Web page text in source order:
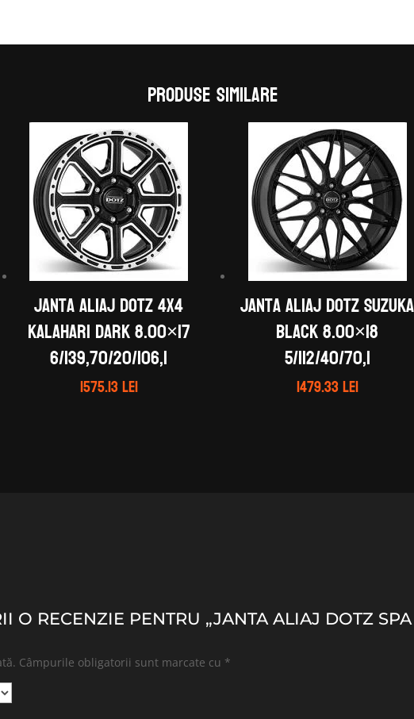
Produse similare
Janta aliaj DOTZ 4X4
Kalahari dark 8.00×17
6/139,70/20/106,1
1575.13lei
Janta aliaj DOTZ Suzuka
black 8.00×18
5/112/40/70,1
1479.33lei
O RECENZIE PENTRU „JANTA ALIAJ DOTZ
Câmpurile obligatorii sunt marcate cu *